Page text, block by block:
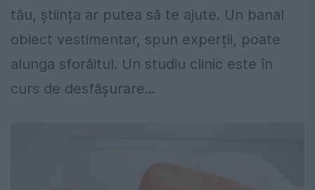
tău, știința ar putea să te ajute. Un banal
obiect vestimentar, spun experții, poate
alunga sforăitul. Un studiu clinic este în
curs de desfășurare...